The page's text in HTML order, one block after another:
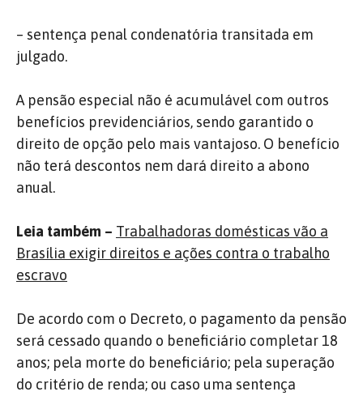
– sentença penal condenatória transitada em
julgado.
A pensão especial não é acumulável com outros
benefícios previdenciários, sendo garantido o
direito de opção pelo mais vantajoso. O benefício
não terá descontos nem dará direito a abono
anual.
Leia também – Trabalhadoras domésticas vão a
Brasília exigir direitos e ações contra o trabalho
escravo
De acordo com o Decreto, o pagamento da pensão
será cessado quando o beneficiário completar 18
anos; pela morte do beneficiário; pela superação
do critério de renda; ou caso uma sentença